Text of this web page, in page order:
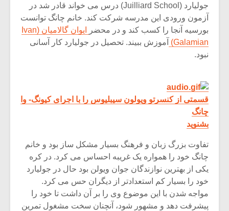
جولیارد (Juilliard School) درس می خواند قادر شد در
آزمون ورودی این مدرسه شرکت کند. خانم چانگ توانست
بورسیه آنجا را کسب کند و در محضر
ایوان گالامیان (Ivan
Galamian)
آموزش ببیند. تحصیل در جولیارد کار آسانی
نبود.
قسمتی از کنسرتو ویولون سیبلیوس را با اجرای کیونگ- وا
چانگ
بشنوید
تفاوت بزرگ زبان و فرهنگ بسیار مشکل ساز بود و خانم
چانگ خود را همواره یک غریبه احساس می کرد. در کره
یکی از بهترین نوازندگان جوان ویولن بود حال در جولیارد
خود را بسیار کم استعدادتر از دیگران حس می کرد.
مواجه شدن با این موضوع وی را بر آن داشت تا خود را
پیشرفت دهد و مشهور شود، آنچنان سخت مشغول تمرین